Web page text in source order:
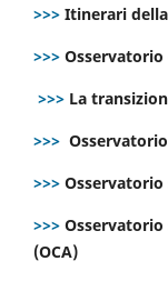
>>> Itinerari
>>>
>>> La
>>>
>>> Osservatorio
>>>
(OCA)